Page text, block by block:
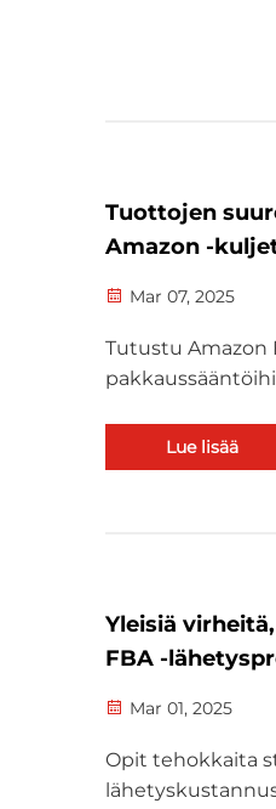
Tuottojen
Amazon -
Mar 07, 2025
Tutustu Amazon
optimoida
tehokkaasti.
Lue lisää
Yleisiä
FBA -
Mar 01, 2025
Opit tehokkaita